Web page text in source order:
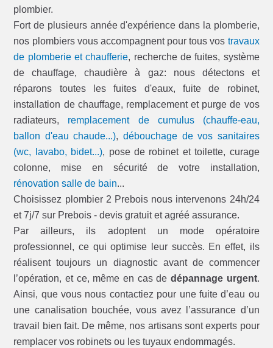
plombier.
Fort de plusieurs année d'expérience dans la plomberie,
nos plombiers vous accompagnent pour tous vos travaux
de plomberie et chaufferie, recherche de fuites, système
de chauffage, chaudière à gaz: nous détectons et
réparons toutes les fuites d'eaux, fuite de robinet,
installation de chauffage, remplacement et purge de vos
radiateurs, remplacement de cumulus (chauffe-eau,
ballon d'eau chaude...), débouchage de vos sanitaires
(wc, lavabo, bidet...), pose de robinet et toilette, curage
colonne, mise en sécurité de votre installation,
rénovation salle de bain...
Choisissez plombier 2 Prebois nous intervenons 24h/24
et 7j/7 sur Prebois - devis gratuit et agréé assurance.
Par ailleurs, ils adoptent un mode opératoire
professionnel, ce qui optimise leur succès. En effet, ils
réalisent toujours un diagnostic avant de commencer
l’opération, et ce, même en cas de dépannage urgent.
Ainsi, que vous nous contactiez pour une fuite d’eau ou
une canalisation bouchée, vous avez l’assurance d’un
travail bien fait. De même, nos artisans sont experts pour
remplacer vos robinets ou les tuyaux endommagés.